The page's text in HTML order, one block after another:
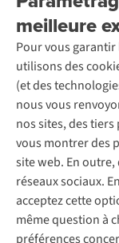
meilleure
Pour vous
utilisons des
(et des
nous vous
nos sites, des
vous montrer des
site web. En outre,
réseaux sociaux.
acceptez cette
même question à
préférences
Entretien &
Garantie
Contactez-nous
À propos d’Ayacucho
Nos magasins
À propos
Déclaration
Entretien de ski
Service de lavage
Entretien de
Réparation de
Réparation de
Retouches
Pour les entreprises
Découvrez
A.S.Magazine
Explore Camp
Gear Check
Expertise & conseils
Abonnez-vous à